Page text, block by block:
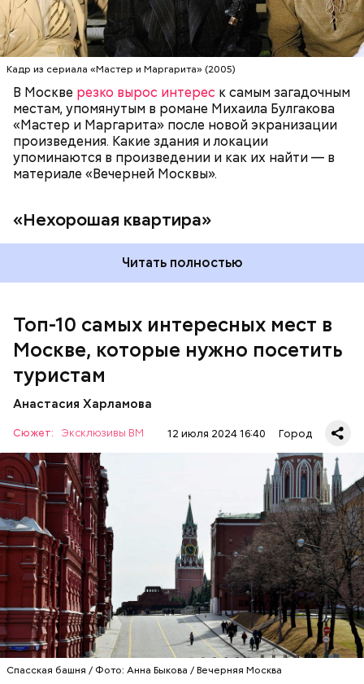
Кадр из сериала «Мастер и Маргарита» (2005)
В Москве резко вырос интерес к самым загадочным
местам, упомянутым в романе Михаила Булгакова
«Мастер и Маргарита» после новой экранизации
произведения. Какие здания и локации
упоминаются в произведении и как их найти — в
материале «Вечерней Москвы».
«Нехорошая квартира»
доме», потому что в доме постоянно происходили
перебои с электричеством, протекал потолок, за
стенкой ругались соседи. Именно поэтому она
стала прототипом «нехорошей квартиры», где жил
Читать полностью
Топ-10 самых интересных мест в
Москве, которые нужно посетить
туристам
Анастасия Харламова
Сюжет: Эксклюзивы ВМ 12 июля 2024 16:40 Город
Спасская башня / Фото: Анна Быкова / Вечерняя Москва
Красная площадь считается главной
достопримечательностью столицы. Все туристы в
первую очередь стремятся именно сюда, чтобы
увидеть Московский Кремль, Собор Василия
Блаженного и Мавзолей. Красная площадь — это
символ не только столицы, но и России. С ней
связана огромная часть истории нашей страны. В
1990 году комплекс Московского Кремля и Красной
площади были включены в состав списка
Всемирного культурного наследия ЮНЕСКО.
Мавзолей
народа Владимира Ильича Ленина. Он находится в
самом центре Красной площади. Более того,
мавзолей Ленина является одним из важных
объектов, охраняемых ЮНЕСКО.
ОТДЫХ МОСКВА ТУРИЗМ